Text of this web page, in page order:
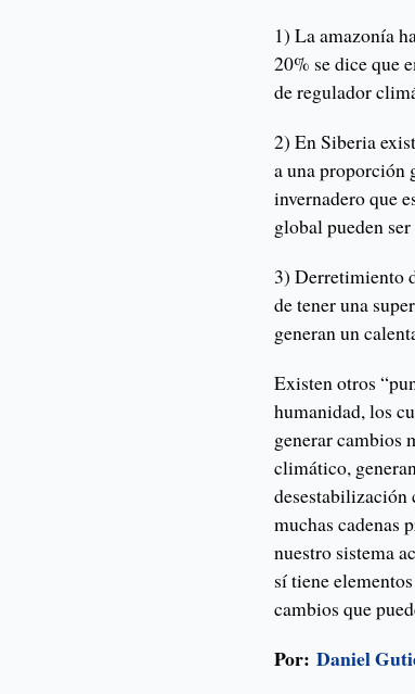
1) La amazonía
20% se dice que
de regulador
2) En Siberia
a una proporción
invernadero que
global pueden
3) Derretimiento
de tener una
generan un
Existen otros
humanidad, los
generar cambios
climático,
desestabilización
muchas cadenas
nuestro sistema
sí tiene
cambios que
Por: Daniel